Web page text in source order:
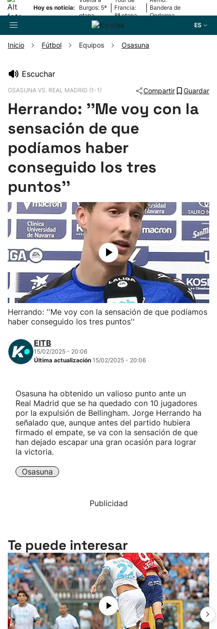
Hoy es noticia:
Burgos: 5ª
etapa
Francia:
8ª etapa
Bandera de
Ondarroa
ES
Pelota
Remo
Ciclismo
Herri-kirolak
Balonmano
Kirolak 360
Atletismo
Carreras de montaña
Más deportes
"Helmuga"
Inicio Fútbol Equipos Osasuna
Escuchar
OSASUNA VS. REAL MADRID (1-1) Compartir Guardar
Herrando: ''Me voy con la
sensación de que
podíamos haber
conseguido los tres
puntos''
Herrando: ''Me voy con la sensación de que podíamos
haber conseguido los tres puntos''
EITB
15/02/2025 - 20:06
Última actualización 15/02/2025 - 20:06
Osasuna ha obtenido un valioso punto ante un
Real Madrid que se ha quedado con 10 jugadores
por la expulsión de Bellingham. Jorge Herrando ha
señalado que, aunque antes del partido hubiera
firmado el empate, se va con la sensación de que
han dejado escapar una gran ocasión para lograr
la victoria.
Osasuna
Publicidad
Te puede interesar